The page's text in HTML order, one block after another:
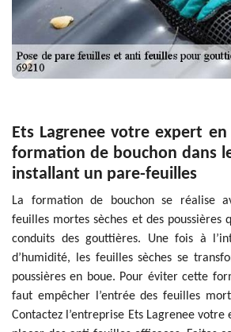
Ets Lagrenee votre expert
formation de bouchon dans
installant un pare-feuilles
La formation de bouchon se réalise
feuilles mortes sèches et des poussières
conduits des gouttières. Une fois à
d’humidité, les feuilles sèches se
poussières en boue. Pour éviter cette
faut empêcher l’entrée des feuilles
Contactez l’entreprise Ets Lagrenee